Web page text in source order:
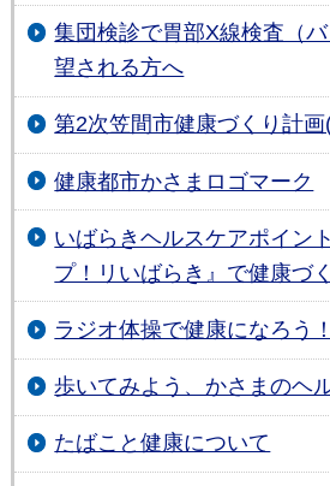
集団検診で胃部X線検査（
望される方へ
第2次笠間市健康づくり計
健康都市かさまロゴマーク
いばらきヘルスケアポイン
プ！リいばらき』で健康づ
ラジオ体操で健康になろう！
歩いてみよう、かさまのヘ
たばこと健康について